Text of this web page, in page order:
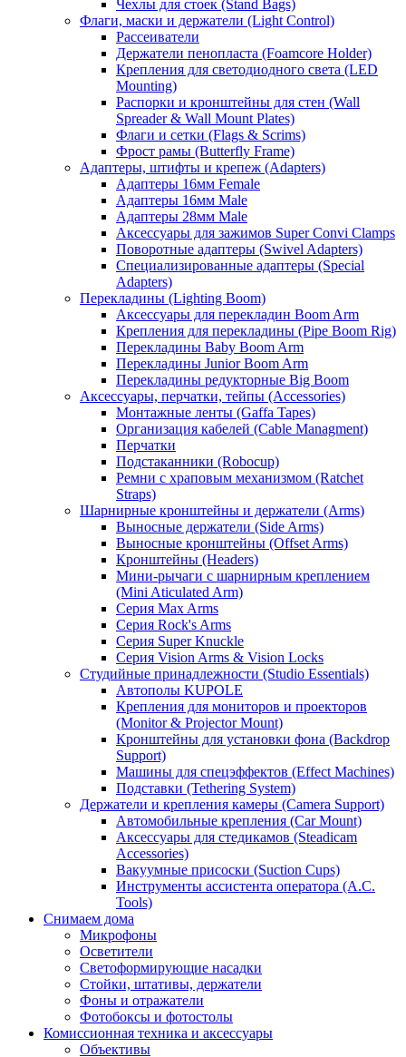
Чехлы для стоек (Stand Bags)
Флаги, маски и держатели (Light Control)
Рассеиватели
Держатели пенопласта (Foamcore Holder)
Крепления для светодиодного света (LED
Mounting)
Распорки и кронштейны для стен (Wall
Spreader & Wall Mount Plates)
Флаги и сетки (Flags & Scrims)
Фрост рамы (Butterfly Frame)
Адаптеры, штифты и крепеж (Adapters)
Адаптеры 16мм Female
Адаптеры 16мм Male
Адаптеры 28мм Male
Аксессуары для зажимов Super Convi Clamps
Поворотные адаптеры (Swivel Adapters)
Специализированные адаптеры (Special
Adapters)
Перекладины (Lighting Boom)
Аксессуары для перекладин Boom Arm
Крепления для перекладины (Pipe Boom Rig)
Перекладины Baby Boom Arm
Перекладины Junior Boom Arm
Перекладины редукторные Big Boom
Аксессуары, перчатки, тейпы (Accessories)
Монтажные ленты (Gaffa Tapes)
Организация кабелей (Cable Managment)
Перчатки
Подстаканники (Robocup)
Ремни с храповым механизмом (Ratchet
Straps)
Шарнирные кронштейны и держатели (Arms)
Выносные держатели (Side Arms)
Выносные кронштейны (Offset Arms)
Кронштейны (Headers)
Мини-рычаги с шарнирным креплением
(Mini Aticulated Arm)
Серия Max Arms
Серия Rock's Arms
Серия Super Knuckle
Серия Vision Arms & Vision Locks
Студийные принадлежности (Studio Essentials)
Автополы KUPOLE
Крепления для мониторов и проекторов
(Monitor & Projector Mount)
Кронштейны для установки фона (Backdrop
Support)
Машины для спецэффектов (Effect Machines)
Подставки (Tethering System)
Держатели и крепления камеры (Camera Support)
Автомобильные крепления (Car Mount)
Аксессуары для стедикамов (Steadicam
Accessories)
Вакуумные присоски (Suction Cups)
Инструменты ассистента оператора (A.C.
Tools)
Снимаем дома
Микрофоны
Осветители
Светоформирующие насадки
Стойки, штативы, держатели
Фоны и отражатели
Фотобоксы и фотостолы
Комиссионная техника и аксессуары
Объективы